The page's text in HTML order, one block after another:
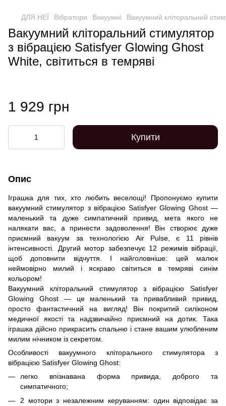
ДЛЯ НЕЇ Вібратори Вакуумні Вакуумний кліторальний
Вакуумний кліторальний стимулятор
з вібрацією Satisfyer Glowing Ghost
White, світиться в темряві
1 929 грн
Купити
Опис
Іграшка для тих, хто любить веселощі! Пропонуємо купити
вакуумний стимулятор з вібрацією Satisfyer Glowing Ghost —
маленький та дуже симпатичний привид, мета якого не
налякати вас, а принести задоволення! Він створює дуже
приємний вакуум за технологією Air Pulse, є 11 рівнів
інтенсивності. Другий мотор забезпечує 12 режимів вібрації,
щоб доповнити відчуття. І найголовніше: цей малюк
неймовірно милий і яскраво світиться в темряві синім
кольором!
Вакуумний кліторальний стимулятор з вібрацією Satisfyer
Glowing Ghost — це маленький та привабливий привид,
просто фантастичний на вигляд! Він покритий силіконом
медичної якості та надзвичайно приємний на дотик. Така
іграшка дійсно прикрасить спальню і стане вашим улюбленим
милим нічником із секретом.
Особливості вакуумного кліторального стимулятора з
вібрацією Satisfyer Glowing Ghost:
легко впізнавана форма привида, доброго та
симпатичного;
2 мотори з незалежним керуванням: один відповідає за